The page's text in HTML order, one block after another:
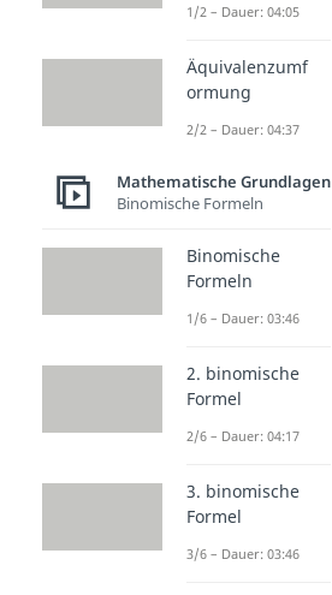
1/2 – Dauer: 04:05
Äquivalenzumf
ormung
2/2 – Dauer: 04:37
Mathematische Grundlagen
Binomische Formeln
Binomische
Formeln
1/6 – Dauer: 03:46
2. binomische
Formel
2/6 – Dauer: 04:17
3. binomische
Formel
3/6 – Dauer: 03:46